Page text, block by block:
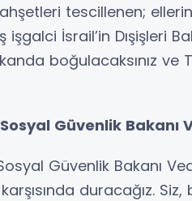
tescillenen;
İsrail’in Dışişleri
boğulacaksınız ve
Güvenlik Bakanı
Güvenlik Bakanı
duracağız. Siz,